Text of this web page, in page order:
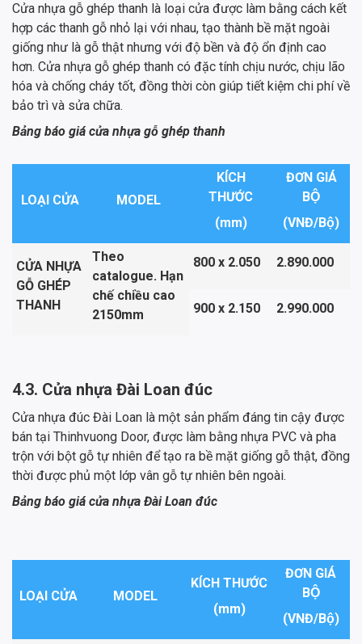
Cửa nhựa gỗ ghép thanh là loại cửa được làm bằng cách kết
hợp các thanh gỗ nhỏ lại với nhau, tạo thành bề mặt ngoài
giống như là gỗ thật nhưng với độ bền và độ ổn định cao
hơn. Cửa nhựa gỗ ghép thanh có đặc tính chịu nước, chịu lão
hóa và chống cháy tốt, đồng thời còn giúp tiết kiệm chi phí về
bảo trì và sửa chữa.
Bảng báo giá cửa nhựa gỗ ghép thanh
LOẠI CỬA MODEL
KÍCH
THƯỚC
(mm)
ĐƠN GIÁ
BỘ
(VNĐ/Bộ)
CỬA NHỰA
GỖ GHÉP
THANH
Theo
catalogue. Hạn
chế chiều cao
2150mm
800 x 2.050 2.890.000
900 x 2.150 2.990.000
4.3. Cửa nhựa Đài Loan đúc
Cửa nhựa đúc Đài Loan là một sản phẩm đáng tin cậy được
bán tại Thinhvuong Door, được làm bằng nhựa PVC và pha
trộn với bột gỗ tự nhiên để tạo ra bề mặt giống gỗ thật, đồng
thời được phủ một lớp vân gỗ tự nhiên bên ngoài.
Bảng báo giá cửa nhựa Đài Loan đúc
LOẠI CỬA MODEL
KÍCH THƯỚC
(mm)
ĐƠN GIÁ
BỘ
(VNĐ/Bộ)